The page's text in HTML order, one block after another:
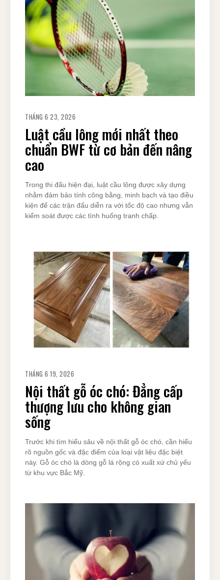
THÁNG 6 23, 2026
Luật cầu lông mới nhất theo
chuẩn BWF từ cơ bản đến nâng
cao
Trong thi đấu hiện đại, luật cầu lông được xây dựng
nhằm đảm bảo tính công bằng, minh bạch và tạo điều
kiện để các trận đấu diễn ra với tốc độ cao nhưng vẫn
kiểm soát được các tình huống tranh chấp.
THÁNG 6 19, 2026
Nội thất gỗ óc chó: Đẳng cấp
thượng lưu cho không gian
sống
Trước khi tìm hiểu sâu về nội thất gỗ óc chó, cần hiểu
rõ nguồn gốc và đặc điểm của loại vật liệu đặc biệt
này. Gỗ óc chó là dòng gỗ lá rộng có xuất xứ chủ yếu
từ khu vực Bắc Mỹ.